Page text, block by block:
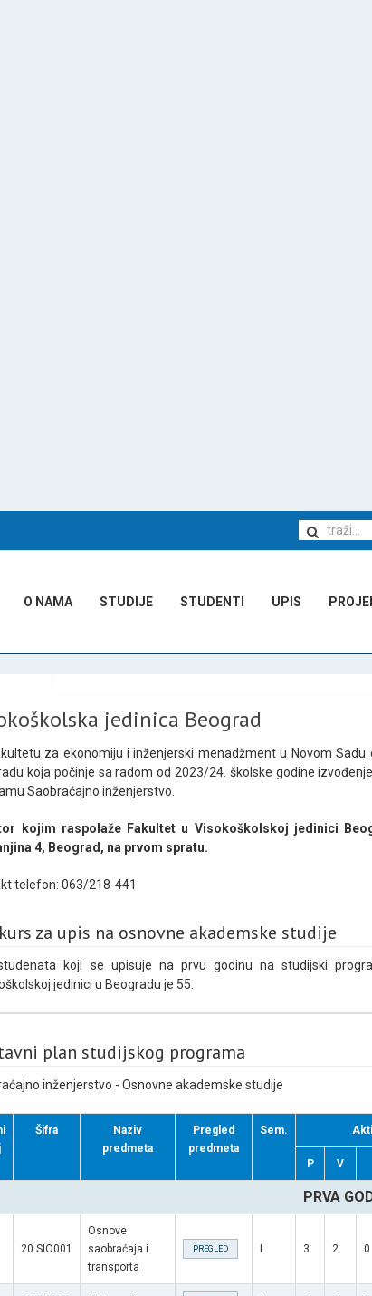
O NAMA STUDIJE STUDENTI UPIS
jedinica Beograd
za ekonomiju i inženjerski menadžment u Novom
koja počinje sa radom od 2023/24. školske godine
Saobraćajno inženjerstvo.
kojim raspolaže Fakultet u Visokoškolskoj jedinici
4, Beograd, na prvom spratu.
telefon: 063/218-441
za upis na osnovne akademske studije
koji se upisuje na prvu godinu na studijski
jedinici u Beogradu je 55.
plan studijskog programa
inženjerstvo - Osnovne akademske studije
Šifra
Naziv
predmeta
Pregled
predmeta
Sem.
P
V
PRVA
20.SIO001
Osnove
saobraćaja i
transporta
PREGLED 3 2 0